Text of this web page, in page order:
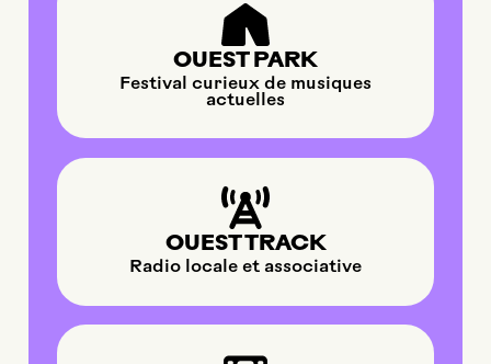
OUEST PARK
Festival curieux de musiques
actuelles
OUEST TRACK
Radio locale et associative